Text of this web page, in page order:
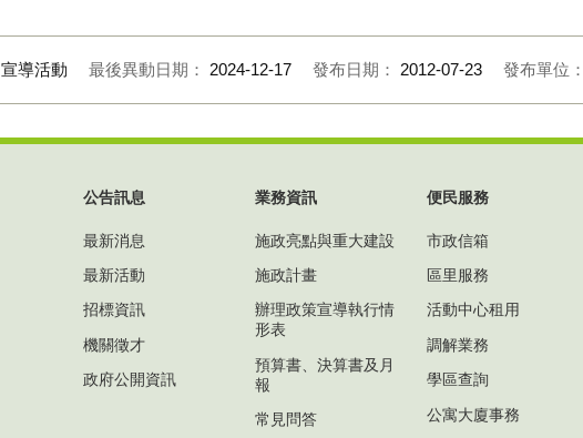
宣導活動 最後異動日期： 2024-12-17 發布日期： 2012-07-23 發布單位：
公告訊息
最新消息
最新活動
招標資訊
機關徵才
政府公開資訊
業務資訊
施政亮點與重大建設
施政計畫
辦理政策宣導執行情
形表
預算書、決算書及月
報
常見問答
便民服務
市政信箱
區里服務
活動中心租用
調解業務
學區查詢
公寓大廈事務